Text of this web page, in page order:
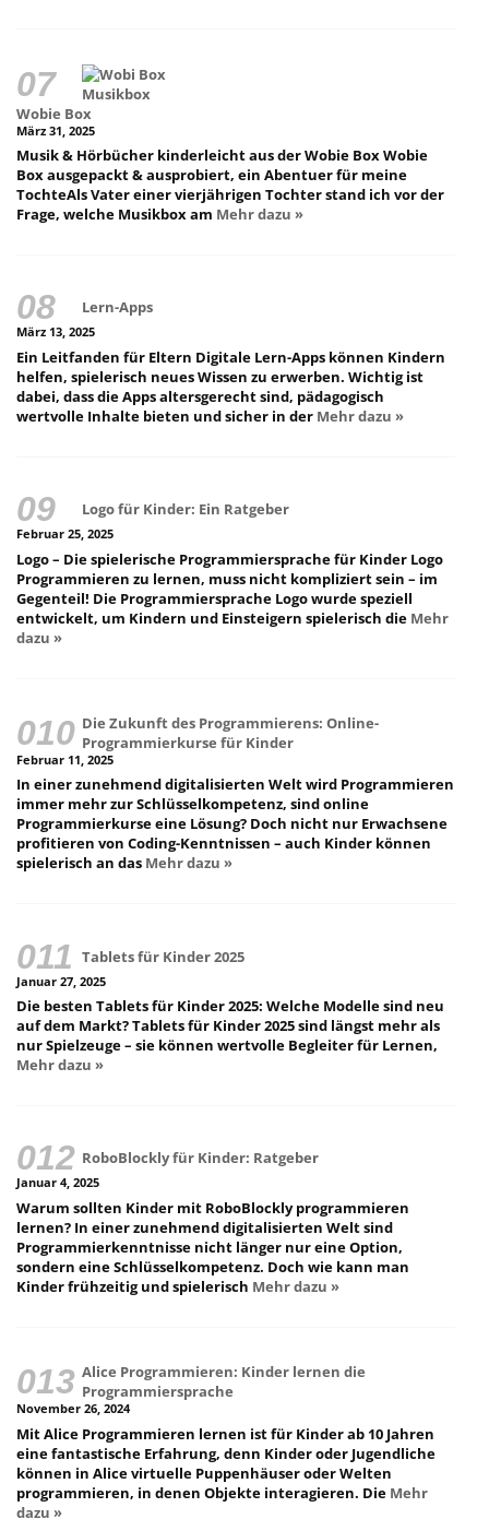
Wobie Box
März 31, 2025
Musik & Hörbücher kinderleicht aus der Wobie Box Wobie
Box ausgepackt & ausprobiert, ein Abentuer für meine
TochteAls Vater einer vierjährigen Tochter stand ich vor der
Frage, welche Musikbox am Mehr dazu »
Lern-Apps
März 13, 2025
Ein Leitfanden für Eltern Digitale Lern-Apps können Kindern
helfen, spielerisch neues Wissen zu erwerben. Wichtig ist
dabei, dass die Apps altersgerecht sind, pädagogisch
wertvolle Inhalte bieten und sicher in der Mehr dazu »
Logo für Kinder: Ein Ratgeber
Februar 25, 2025
Logo – Die spielerische Programmiersprache für Kinder Logo
Programmieren zu lernen, muss nicht kompliziert sein – im
Gegenteil! Die Programmiersprache Logo wurde speziell
entwickelt, um Kindern und Einsteigern spielerisch die Mehr
dazu »
Die Zukunft des Programmierens: Online-
Programmierkurse für Kinder
Februar 11, 2025
In einer zunehmend digitalisierten Welt wird Programmieren
immer mehr zur Schlüsselkompetenz, sind online
Programmierkurse eine Lösung? Doch nicht nur Erwachsene
profitieren von Coding-Kenntnissen – auch Kinder können
spielerisch an das Mehr dazu »
Tablets für Kinder 2025
Januar 27, 2025
Die besten Tablets für Kinder 2025: Welche Modelle sind neu
auf dem Markt? Tablets für Kinder 2025 sind längst mehr als
nur Spielzeuge – sie können wertvolle Begleiter für Lernen,
Mehr dazu »
RoboBlockly für Kinder: Ratgeber
Januar 4, 2025
Warum sollten Kinder mit RoboBlockly programmieren
lernen? In einer zunehmend digitalisierten Welt sind
Programmierkenntnisse nicht länger nur eine Option,
sondern eine Schlüsselkompetenz. Doch wie kann man
Kinder frühzeitig und spielerisch Mehr dazu »
Alice Programmieren: Kinder lernen die
Programmiersprache
November 26, 2024
Mit Alice Programmieren lernen ist für Kinder ab 10 Jahren
eine fantastische Erfahrung, denn Kinder oder Jugendliche
können in Alice virtuelle Puppenhäuser oder Welten
programmieren, in denen Objekte interagieren. Die Mehr
dazu »